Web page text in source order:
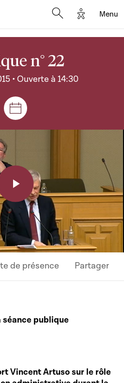
Options
Menu
n° 22
• Ouverte à 14:30
Séances et réunions
Play
Video
de présence Partager
séance publique
Vincent Artuso sur le rôle